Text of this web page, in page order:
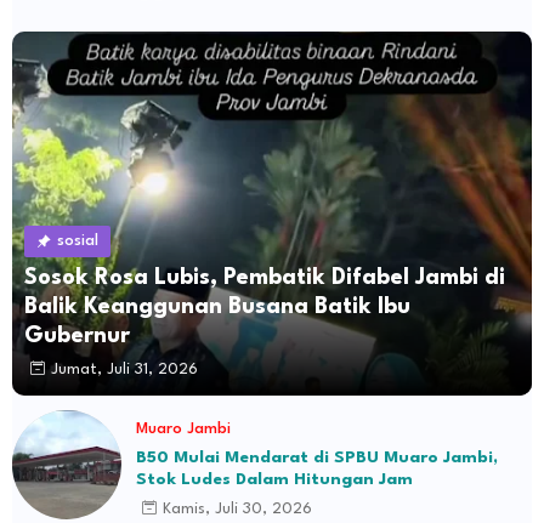
sosial
Sosok Rosa Lubis, Pembatik Difabel Jambi di
Balik Keanggunan Busana Batik Ibu
Gubernur
Jumat, Juli 31, 2026
Muaro Jambi
B50 Mulai Mendarat di SPBU Muaro Jambi,
Stok Ludes Dalam Hitungan Jam
Kamis, Juli 30, 2026